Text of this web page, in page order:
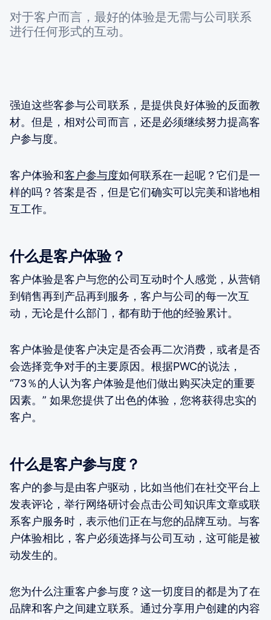
对于客户而言，最好的体验是无需与公司联系
进行任何形式的互动。
强迫这些客参与公司联系，是提供良好体验的反面教
材。但是，相对公司而言，还是必须继续努力提高客
户参与度。
客户体验和客户参与度如何联系在一起呢？它们是一
样的吗？答案是否，但是它们确实可以完美和谐地相
互工作。
什么是客户体验？
客户体验是客户与您的公司互动时个人感觉，从营销
到销售再到产品再到服务，客户与公司的每一次互
动，无论是什么部门，都有助于他的经验累计。
客户体验是使客户决定是否会再二次消费，或者是否
会选择竞争对手的主要原因。根据PWC的说法，
“73％的人认为客户体验是他们做出购买决定的重要
因素。” 如果您提供了出色的体验，您将获得忠实的
客户。
什么是客户参与度？
客户的参与是由客户驱动，比如当他们在社交平台上
发表评论，举行网络研讨会点击公司知识库文章或联
系客户服务时，表示他们正在与您的品牌互动。与客
户体验相比，客户必须选择与公司互动，这可能是被
动发生的。
您为什么注重客户参与度？这一切度目的都是为了在
品牌和客户之间建立联系。通过分享用户创建的内容